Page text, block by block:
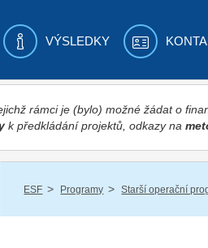
VÝSLEDKY
rámci je (bylo) možné žádat o
k předkládání projektů, odkazy na
ESF / Programy / Starší operační